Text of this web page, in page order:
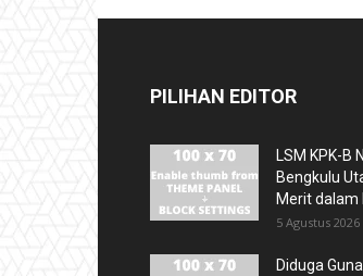
PILIHAN EDITOR
LSM KPK-B
Bengkulu
Merit dalam
5 Agustus 2026
Diduga